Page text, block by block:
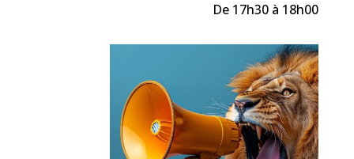
De 17h30 à 18h00